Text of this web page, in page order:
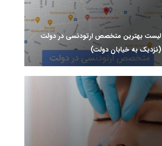
لیست بهترین متخصص ارتودنسی در دولت
(نزدیک به خیابان دولت)